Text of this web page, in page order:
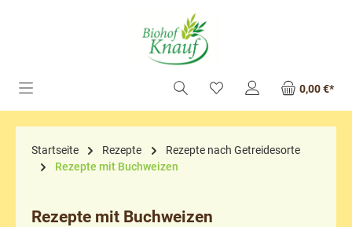
0,00 €*
Startseite Rezepte
Rezepte nach Getreidesorte
Rezepte mit Buchweizen
Rezepte mit Buchweizen